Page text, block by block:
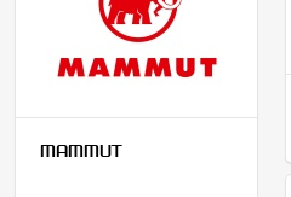
MAMMUT